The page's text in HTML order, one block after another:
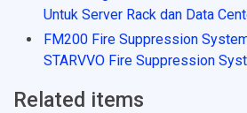
Untuk Server Rack dan Data
FM200 Fire Suppression
STARVVO Fire Suppression
Related items